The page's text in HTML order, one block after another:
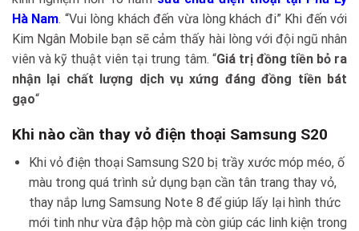
Hà Nam. “Vui lòng khách đến vừa lòng khách đi” Khi đến với
Kim Ngân Mobile bạn sẽ cảm thấy hài lòng với đội ngũ nhân
viên và kỹ thuật viên tại trung tâm. “Giá trị đồng tiền bỏ ra
nhận lại chất lượng dịch vụ xứng đáng đồng tiền bát
gạo“
Khi nào cần thay vỏ điện thoại Samsung S20
Khi vỏ điện thoại Samsung S20 bị trầy xước móp méo, ố
màu trong quá trình sử dụng bạn cần tân trang thay vỏ,
thay nắp lưng Samsung Note 8 để giúp lấy lại hình thức
mới tinh như vừa đập hộp mà còn giúp các linh kiện trong